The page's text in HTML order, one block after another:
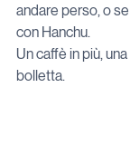
andare perso, o
con Hanchu.
Un caffè in più,
bolletta.